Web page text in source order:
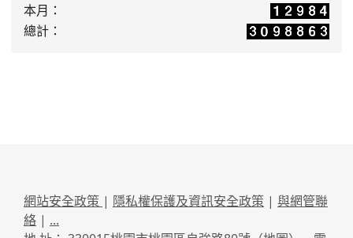
本月：
總計：
網站安全政策 | 隱私權保護及資訊安全政策 | 與網管聯
絡 | ...